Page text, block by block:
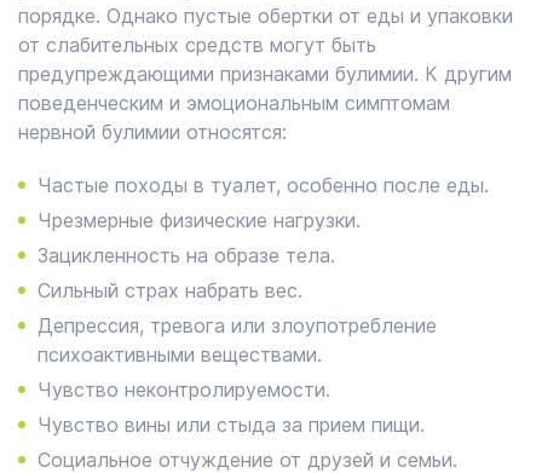
порядке. Однако пустые обертки от еды и упаковки
от слабительных средств могут быть
предупреждающими признаками булимии. К другим
поведенческим и эмоциональным симптомам
нервной булимии относятся:
Частые походы в туалет, особенно после еды.
Чрезмерные физические нагрузки.
Зацикленность на образе тела.
Сильный страх набрать вес.
Депрессия, тревога или злоупотребление
психоактивными веществами.
Чувство неконтролируемости.
Чувство вины или стыда за прием пищи.
Социальное отчуждение от друзей и семьи.